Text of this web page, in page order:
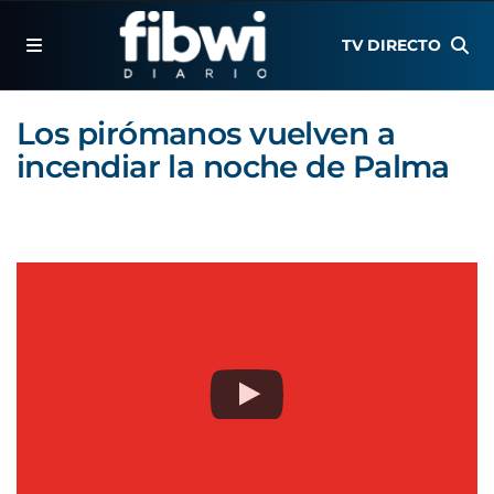
TV DIRECTO
Los pirómanos vuelven a
incendiar la noche de Palma